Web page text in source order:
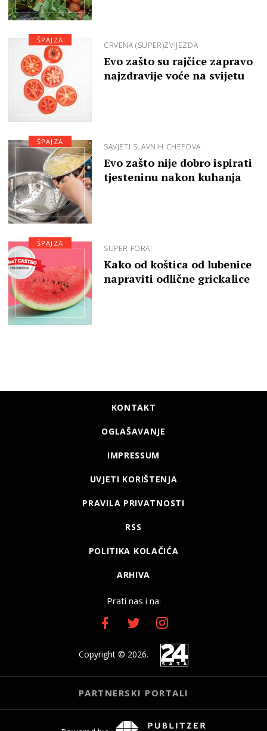
CRVENA (SUPER)ZVIJEZDA
Evo zašto su rajčice zapravo
najzdravije voće na svijetu
ŠPAJZA
SAVJETI SLAVNIH CHEFOVA
Evo zašto nije dobro ispirati
tjesteninu nakon kuhanja
ŠPAJZA
SUPER FORA!
Kako od koštica od lubenice
napraviti odlične grickalice
ŠPAJZA
KONTAKT
OGLAŠAVANJE
IMPRESSUM
UVJETI KORIŠTENJA
PRAVILA PRIVATNOSTI
RSS
POLITIKA KOLAČIĆA
ARHIVA
Prati nas i na:
Copyright © 2026.
PARTNERSKI PORTALI